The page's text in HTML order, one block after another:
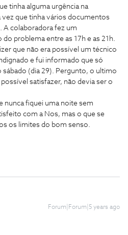
tinha alguma urgência na
que tinha vários documentos
A colaboradora fez um
problema entre as 17h e as 21h.
que não era possível um técnico
e fui informado que só
(dia 29). Pergunto, o ultimo
satisfazer, não devia ser o
nunca fiquei uma noite sem
com a Nos, mas o que se
os limites do bom senso.
Forum|Forum|5 years ago